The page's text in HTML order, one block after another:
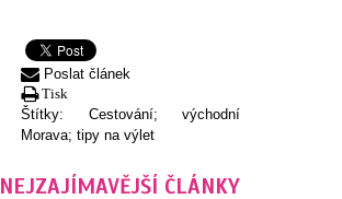
Poslat článek
Tisk
Štítky: Cestování; východní
Morava; tipy na výlet
NEJZAJÍMAVĚJŠÍ ČLÁNKY